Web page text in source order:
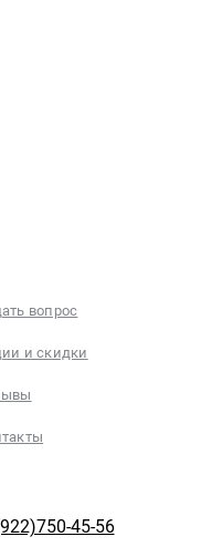
вопрос
и скидки
45-56